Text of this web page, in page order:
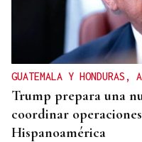
GUATEMALA Y HONDURAS,
Trump prepara una
coordinar
Hispanoamérica